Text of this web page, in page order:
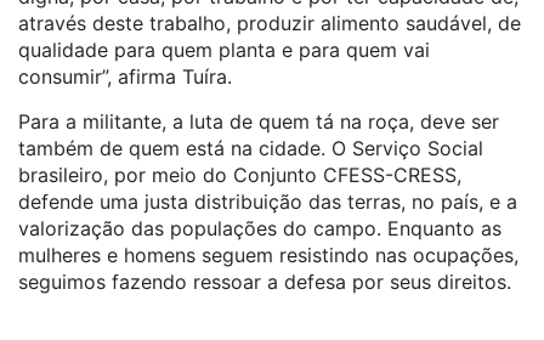
através deste trabalho, produzir alimento saudável, de
qualidade para quem planta e para quem vai
consumir”, afirma Tuíra.
Para a militante, a luta de quem tá na roça, deve ser
também de quem está na cidade. O Serviço Social
brasileiro, por meio do Conjunto CFESS-CRESS,
defende uma justa distribuição das terras, no país, e a
valorização das populações do campo. Enquanto as
mulheres e homens seguem resistindo nas ocupações,
seguimos fazendo ressoar a defesa por seus direitos.